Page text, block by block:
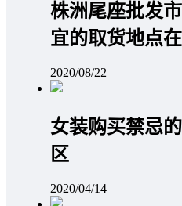
株洲尾座批发
宜的取货地点
2020/08/22
女装购买禁忌
区
2020/04/14